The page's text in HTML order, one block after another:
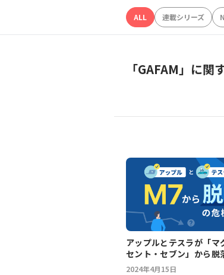
ALL 連載シリーズ
「GAFAM」に関
アップルとテスラが「マ
セント・セブン」から脱
か？
2024年4月15日